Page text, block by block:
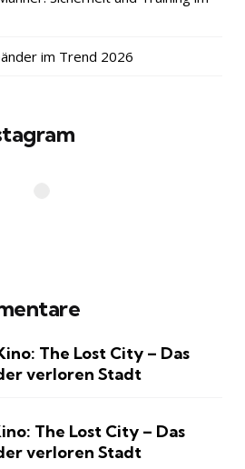
im Trend 2026
The Lost City – Das
verloren Stadt
The Lost City – Das
verloren Stadt